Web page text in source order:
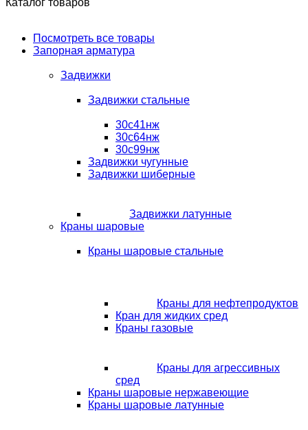
Каталог товаров
Посмотреть все товары
Запорная арматура
Задвижки
Задвижки стальные
30с41нж
30с64нж
30с99нж
Задвижки чугунные
Задвижки шиберные
Задвижки латунные
Краны шаровые
Краны шаровые стальные
Краны для нефтепродуктов
Кран для жидких сред
Краны газовые
Краны для агрессивных
сред
Краны шаровые нержавеющие
Краны шаровые латунные